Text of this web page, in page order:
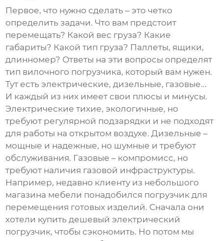
Первое, что нужно сделать – это четко
определить задачи. Что вам предстоит
перемещать? Какой вес груза? Какие
габариты? Какой тип груза? Паллеты, ящики,
длинномер? Ответы на эти вопросы определят
тип вилочного погрузчика, который вам нужен.
Тут есть электрические, дизельные, газовые...
И каждый из них имеет свои плюсы и минусы.
Электрические тихие, экологичные, но
требуют регулярной подзарядки и не подходят
для работы на открытом воздухе. Дизельные –
мощные и надежные, но шумные и требуют
обслуживания. Газовые – компромисс, но
требуют наличия газовой инфраструктуры.
Например, недавно клиенту из небольшого
магазина мебели понадобился погрузчик для
перемещения готовых изделий. Сначала они
хотели купить дешевый электрический
погрузчик, чтобы сэкономить. Но потом мы